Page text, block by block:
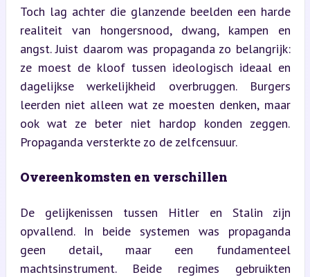
Toch lag achter die glanzende beelden een harde
realiteit van hongersnood, dwang, kampen en
angst. Juist daarom was propaganda zo belangrijk:
ze moest de kloof tussen ideologisch ideaal en
dagelijkse werkelijkheid overbruggen. Burgers
leerden niet alleen wat ze moesten denken, maar
ook wat ze beter niet hardop konden zeggen.
Propaganda versterkte zo de zelfcensuur.
Overeenkomsten en verschillen
De gelijkenissen tussen Hitler en Stalin zijn
opvallend. In beide systemen was propaganda
geen detail, maar een fundamenteel
machtsinstrument. Beide regimes gebruikten